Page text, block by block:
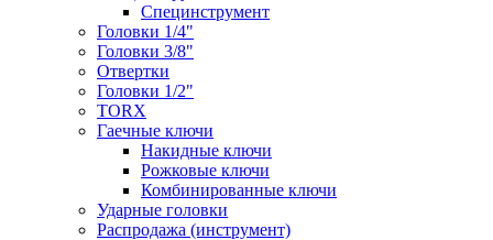
Специнструмент
Головки 1/4"
Головки 3/8"
Отвертки
Головки 1/2"
TORX
Гаечные ключи
Накидные ключи
Рожковые ключи
Комбинированные ключи
Ударные головки
Распродажа (инструмент)